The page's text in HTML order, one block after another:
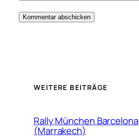
WEITERE BEITRÄGE
Rally München Barcelona
(Marrakech)